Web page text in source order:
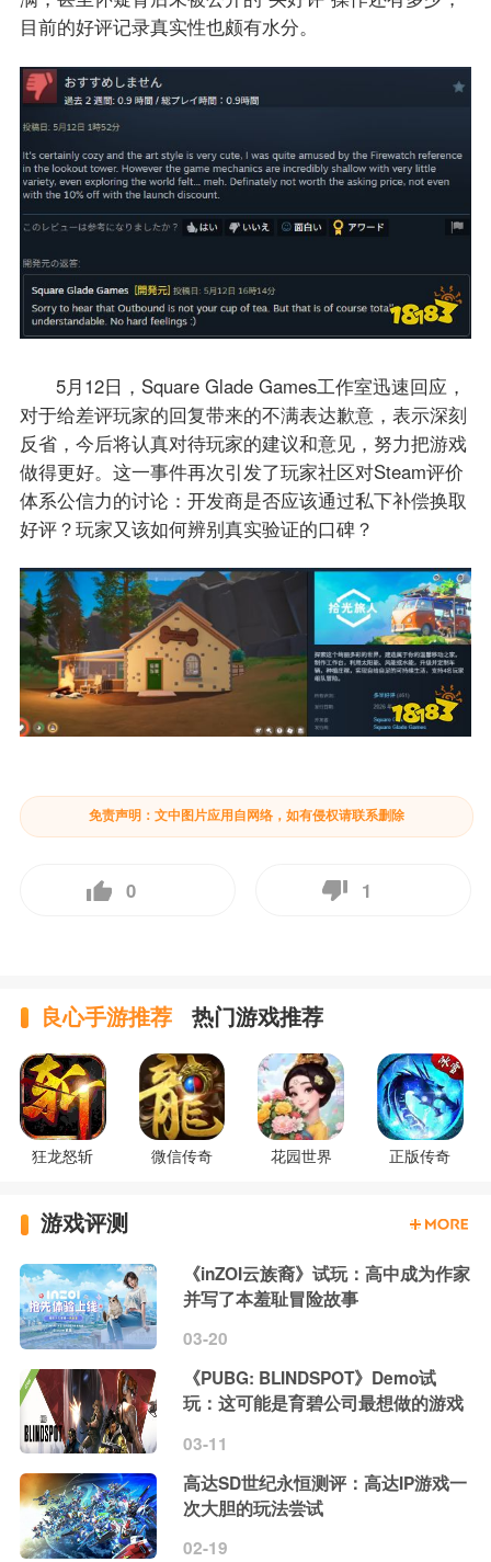
目前的好评记录真实性也颇有水分。
5月12日，Square Glade Games工作室迅速回应，
对于给差评玩家的回复带来的不满表达歉意，表示深刻
反省，今后将认真对待玩家的建议和意见，努力把游戏
做得更好。这一事件再次引发了玩家社区对Steam评价
体系公信力的讨论：开发商是否应该通过私下补偿换取
好评？玩家又该如何辨别真实验证的口碑？
免责声明：文中图片应用自网络，如有侵权请联系删除
0 1
良心手游推荐 热门游戏推荐
狂龙怒斩 微信传奇 花园世界 正版传奇
游戏评测
《inZOI云族裔》试玩：高中成为作家
并写了本羞耻冒险故事
03-20
《PUBG: BLINDSPOT》Demo试
玩：这可能是育碧公司最想做的游戏
03-11
高达SD世纪永恒测评：高达IP游戏一
次大胆的玩法尝试
02-19